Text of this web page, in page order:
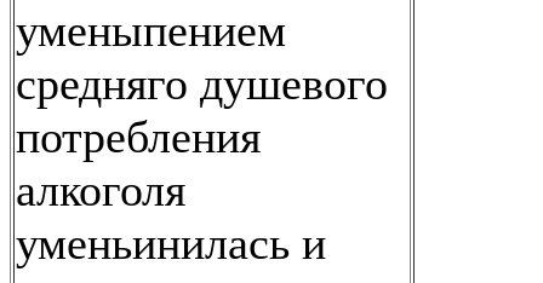
уменыпением
средняго душевого
потребления
алкоголя
уменьинилась и